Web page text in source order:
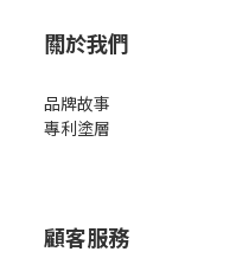
關於我們
品牌故事
專利塗層
顧客服務